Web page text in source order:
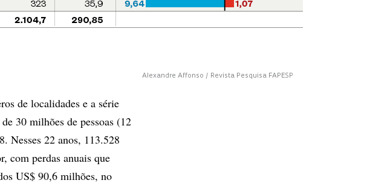
Alexandre Affonso / Revista Pesquisa FAPESP
de localidades e a série
30 milhões de pessoas (12
Nesses 22 anos, 113.528
com perdas anuais que
US$ 90,6 milhões, no